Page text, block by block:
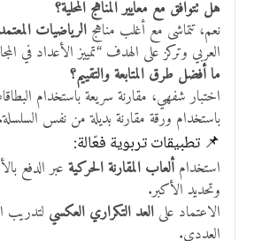
هل تتوافق مع معايير المناهج المحلية؟
نعم، تتماشى مع أغلب مناهج الرياضيات
العربي وتركز على الهدف “تمييز الأعداد في المجال 1-
ما أفضل طرق المتابعة والتقييم؟
اختبار شفهي، مقارنة سريعة باستخدام
باستخدام ورقة مقارنة بديلة من نفس السلسلة.
📌 تطبيقات تربوية فعّالة:
استخدامألعاب المقارنة الحركيةعبر الدفع
وتحديد الأكبر.
الاعتماد على العد التكراري العكسي لتدريب
العددي.